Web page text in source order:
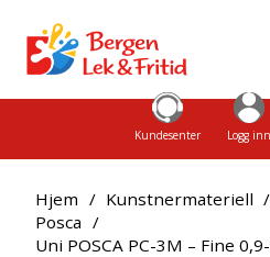
Kundesenter Logg inn
Hjem / Kunstnermateriell /
Posca /
Uni POSCA PC-3M – Fine